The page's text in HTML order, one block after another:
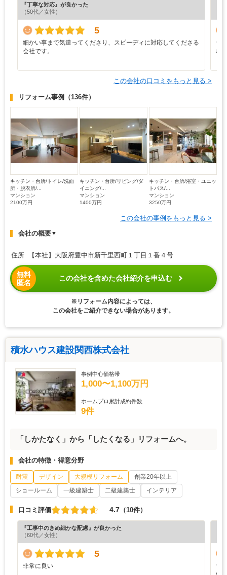
『丁寧な対応』が良かった
（50代／女性）
5
細かい事まで気遣ってくださり、スピーディに対応してくださる
会社です。
シ
な
この会社の口コミをもっと見る >
リフォーム事例 （136件）
キッチン・台所/トイレ/洗面
所・脱衣所/...
マンション
2100万円
キッチン・台所/リビング/ダ
イニング/...
マンション
1400万円
キッチン・台所/浴室・ユニッ
トバス/...
マンション
3250万円
この会社の事例をもっと見る >
会社の概要▼
住所 【本社】大阪府豊中市新千里西町１丁目１番４号
無料
匿名
この会社を含めた会社紹介を申込む
※リフォーム内容によっては、
この会社をご紹介できない場合があります。
積水ハウス建設関西株式会社
事例中心価格帯
1,000〜1,100万円
ホームプロ累計成約件数
9件
「しかたなく」から「したくなる」リフォームへ。
会社の特徴・得意分野
耐震 デザイン 大規模リフォーム
創業20年以上
ショールーム
一級建築士 二級建築士 インテリア
口コミ評価 4.7 （10件）
『工事中のきめ細かな配慮』が良かった
（60代／女性）
5
非常に良い
ち